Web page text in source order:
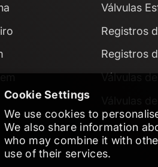
Válvulas
Registros
Registros
Válvulas
Cookie Settings
We use cookies to
We also share information
who may combine it with
use of their services.